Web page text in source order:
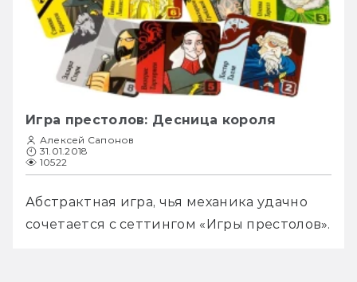
Игра престолов: Десница короля
Алексей Сапонов
31.01.2018
10522
Абстрактная игра, чья механика удачно
сочетается с сеттингом «Игры престолов».